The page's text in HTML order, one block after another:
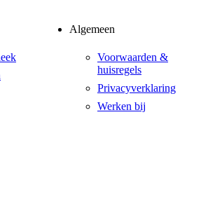
Algemeen
Voorwaarden &
huisregels
Privacyverklaring
Werken bij